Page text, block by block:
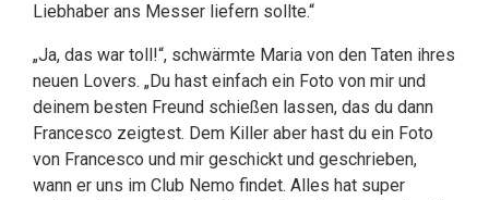
Liebhaber ans Messer liefern sollte.“
„Ja, das war toll!“, schwärmte Maria von den Taten ihres
neuen Lovers. „Du hast einfach ein Foto von mir und
deinem besten Freund schießen lassen, das du dann
Francesco zeigtest. Dem Killer aber hast du ein Foto
von Francesco und mir geschickt und geschrieben,
wann er uns im Club Nemo findet. Alles hat super